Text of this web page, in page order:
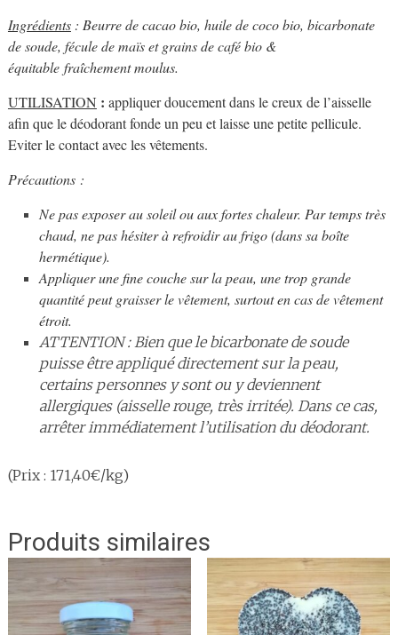
Ingrédients: Beurre de cacao bio, huile de coco bio, bicarbonate
de soude, fécule de maïs et grains de café bio &
équitable fraîchement moulus.
UTILISATION : appliquer doucement dans le creux de l’aisselle
afin que le déodorant fonde un peu et laisse une petite pellicule.
Eviter le contact avec les vêtements.
Précautions :
Ne pas exposer au soleil ou aux fortes chaleur. Par temps très
chaud, ne pas hésiter à refroidir au frigo (dans sa boîte
hermétique).
Appliquer une fine couche sur la peau, une trop grande
quantité peut graisser le vêtement, surtout en cas de vêtement
étroit.
ATTENTION : Bien que le bicarbonate de soude
puisse être appliqué directement sur la peau,
certains personnes y sont ou y deviennent
allergiques (aisselle rouge, très irritée). Dans ce cas,
arrêter immédiatement l’utilisation du déodorant.
(Prix : 171,40€/kg)
Produits similaires